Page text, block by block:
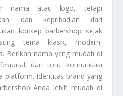
nama atau logo, tetapi
dan kepribadian dari
konsep barbershop sejak
tema klasik, modern,
Berikan nama yang mudah di
dan tone komunikasi
platform. Identitas brand yang
Anda lebih mudah di